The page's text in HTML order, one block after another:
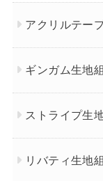
アクリルテー
ギンガム生地
ストライプ生
リバティ生地